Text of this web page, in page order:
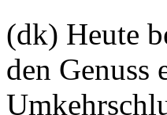
(dk) Heute
den Genuss